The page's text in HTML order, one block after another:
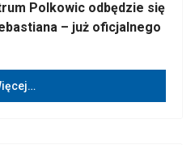
Polkowic odbędzie się
– już oficjalnego